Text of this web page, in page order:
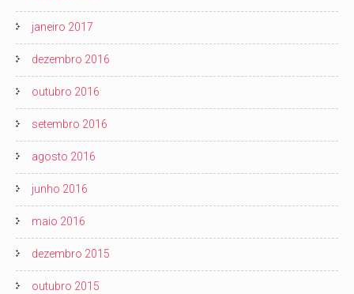
janeiro 2017
dezembro 2016
outubro 2016
setembro 2016
agosto 2016
junho 2016
maio 2016
dezembro 2015
outubro 2015